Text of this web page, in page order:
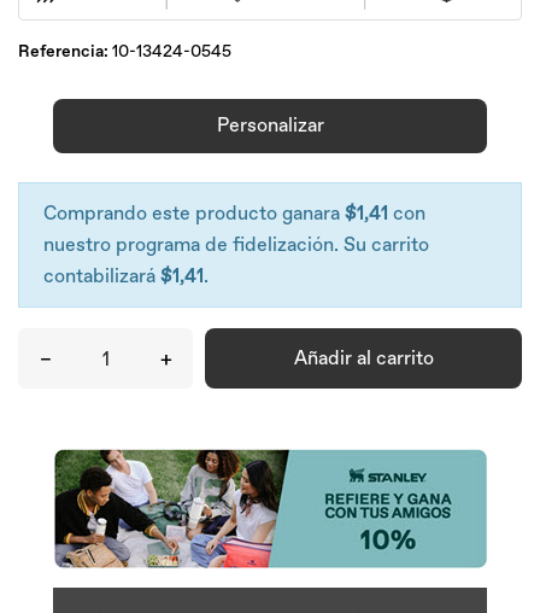
Referencia: 10-13424-0545
Personalizar
Comprando este producto ganara $1,41 con
nuestro programa de fidelización. Su carrito
contabilizará $1,41 .
– + Añadir al carrito